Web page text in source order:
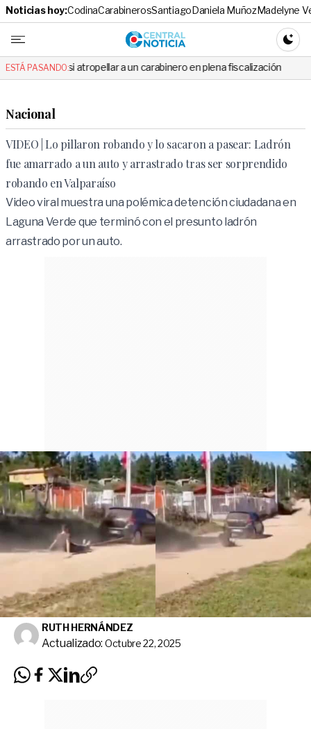
Noticias hoy:CodinaCarabinerosSantiagoDaniela MuñozMadelyne
Central
ESTÁ PASANDO:a un carabinero en plena fiscalización Cortes de luz
Nacional
VIDEO | Lo pillaron robando y lo sacaron a pasear: Ladrón
fue amarrado a un auto y arrastrado tras ser sorprendido
robando en Valparaíso
Video viral muestra una polémica detención ciudadana en
Laguna Verde que terminó con el presunto ladrón
arrastrado por un auto.
RUTH HERNÁNDEZ
Actualizado: Octubre 22, 2025